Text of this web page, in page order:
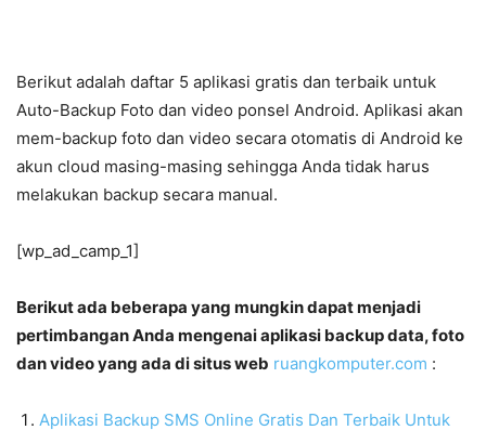
Berikut adalah daftar 5 aplikasi gratis dan terbaik untuk
Auto-Backup Foto dan video ponsel Android. Aplikasi akan
mem-backup foto dan video secara otomatis di Android ke
akun cloud masing-masing sehingga Anda tidak harus
melakukan backup secara manual.
[wp_ad_camp_1]
Berikut ada beberapa yang mungkin dapat menjadi
pertimbangan Anda mengenai aplikasi backup data, foto
dan video yang ada di situs web ruangkomputer.com :
Aplikasi Backup SMS Online Gratis Dan Terbaik Untuk